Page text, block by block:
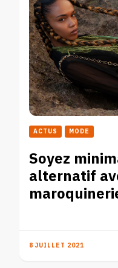
ACTUS MODE
Soyez
alternatif
8 JUILLET 2021